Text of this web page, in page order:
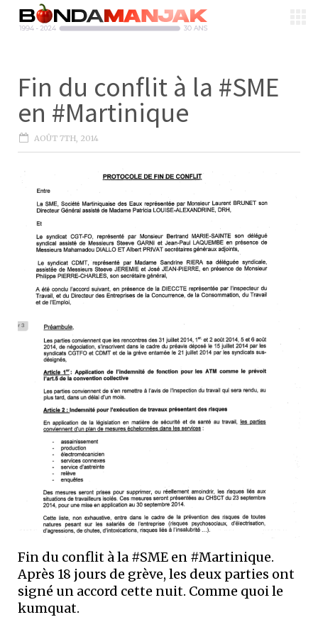
Fin du conflit à la #SME
en #Martinique
AOÛT 7TH, 2014
Fin du conflit à la #SME en #Martinique.
Après 18 jours de grève, les deux parties ont
signé un accord cette nuit. Comme quoi le
kumquat.